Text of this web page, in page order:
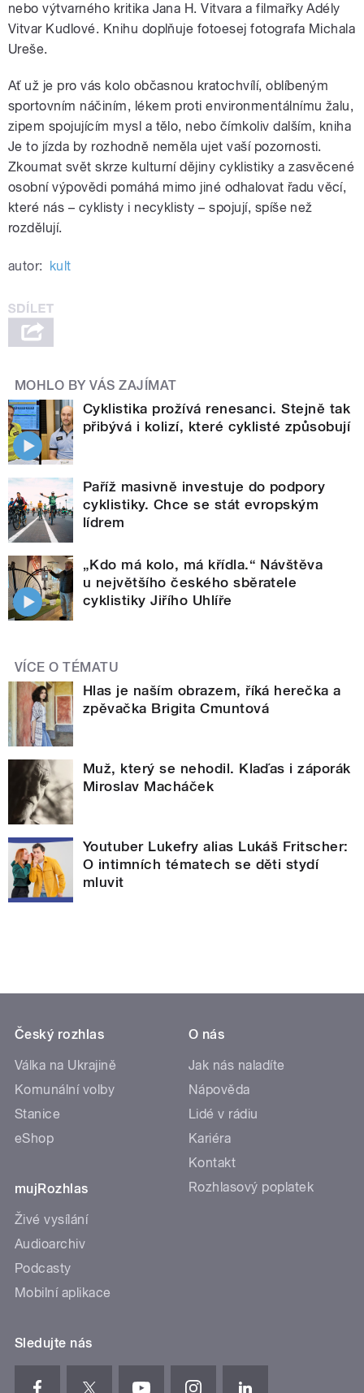
nebo výtvarného kritika Jana H. Vitvara a filmařky Adély
Vitvar Kudlové. Knihu doplňuje fotoesej fotografa Michala
Ureše.
Ať už je pro vás kolo občasnou kratochvílí, oblíbeným
sportovním náčiním, lékem proti environmentálnímu žalu,
zipem spojujícím mysl a tělo, nebo čímkoliv dalším, kniha
Je to jízda by rozhodně neměla ujet vaší pozornosti.
Zkoumat svět skrze kulturní dějiny cyklistiky a zasvěcené
osobní výpovědi pomáhá mimo jiné odhalovat řadu věcí,
které nás – cyklisty i necyklisty – spojují, spíše než
rozdělují.
autor: kult
MOHLO BY VÁS ZAJÍMAT
Cyklistika prožívá renesanci. Stejně tak
přibývá i kolizí, které cyklisté způsobují
Paříž masivně investuje do podpory
cyklistiky. Chce se stát evropským
lídrem
„Kdo má kolo, má křídla.“ Návštěva
u největšího českého sběratele
cyklistiky Jiřího Uhlíře
VÍCE O TÉMATU
Hlas je naším obrazem, říká herečka a
zpěvačka Brigita Cmuntová
Muž, který se nehodil. Klaďas i záporák
Miroslav Macháček
Youtuber Lukefry alias Lukáš Fritscher:
O intimních tématech se děti stydí
mluvit
Český rozhlas
Válka na Ukrajině
Komunální volby
Stanice
eShop
mujRozhlas
Živé vysílání
Audioarchiv
Podcasty
Mobilní aplikace
O nás
Jak nás naladíte
Nápověda
Lidé v rádiu
Kariéra
Kontakt
Rozhlasový poplatek
Sledujte nás